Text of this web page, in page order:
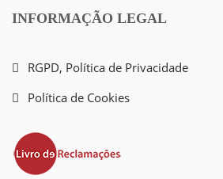
INFORMAÇÃO LEGAL
RGPD, Política de Privacidade
Política de Cookies